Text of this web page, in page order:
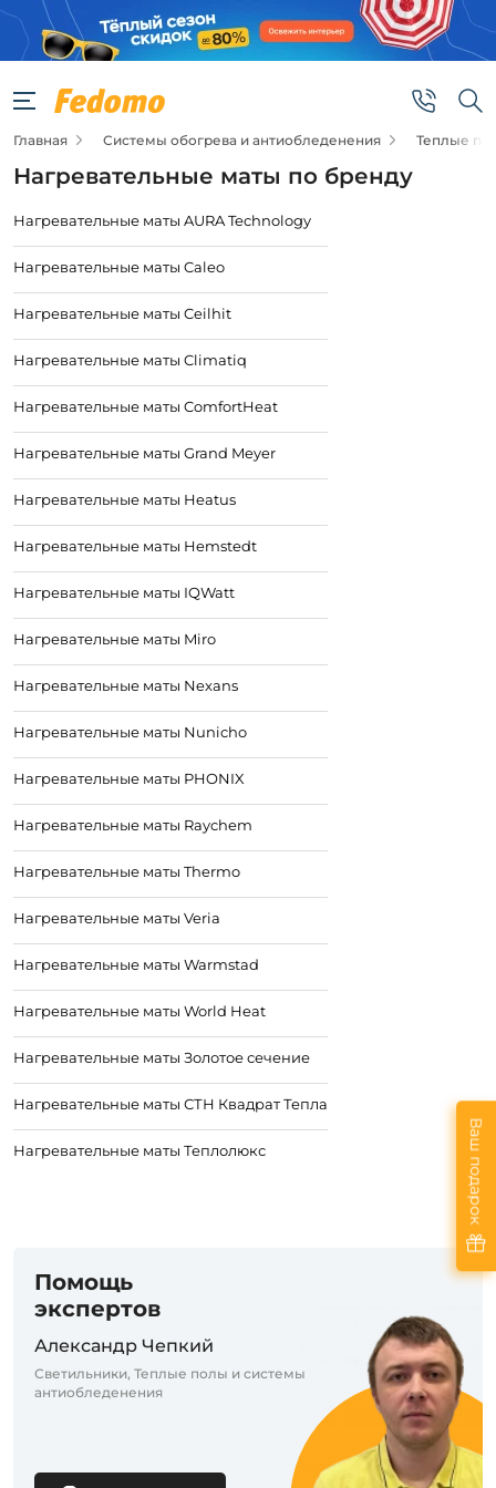
Главная Системы обогрева и антиобледенения Теплые
Нагревательные маты по бренду
Нагревательные маты AURA Technology
Нагревательные маты Caleo
Нагревательные маты Ceilhit
Нагревательные маты Climatiq
Нагревательные маты ComfortHeat
Нагревательные маты Grand Meyer
Нагревательные маты Heatus
Нагревательные маты Hemstedt
Нагревательные маты IQWatt
Нагревательные маты Miro
Нагревательные маты Nexans
Нагревательные маты Nunicho
Нагревательные маты PHONIX
Нагревательные маты Raychem
Нагревательные маты Thermo
Нагревательные маты Veria
Нагревательные маты Warmstad
Нагревательные маты World Heat
Нагревательные маты Золотое сечение
Нагревательные маты СТН Квадрат Тепла
Нагревательные маты Теплолюкс
Помощь
экспертов
Александр Чепкий
Светильники, Теплые полы и системы
антиобледенения
Ваш подарок